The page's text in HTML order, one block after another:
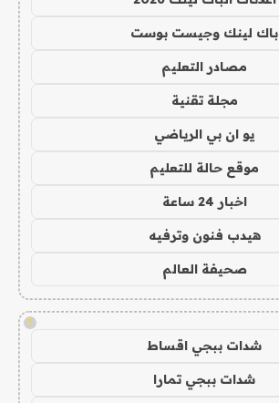
باك لينك وجيست بوست
مصادر التعليم
مجلة تقنية
يو ان بي الرياضي
موقع حالة للتعليم
اخبار 24 ساعة
هيدب فنون وترفيه
صحيفة العالم
!
شدات ببجي اقساط
شدات ببجي تمارا